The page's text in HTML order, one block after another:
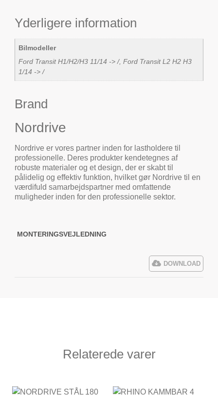
Yderligere information
Bilmodeller
Ford Transit H1/H2/H3 11/14 -> /, Ford Transit L2 H2 H3
1/14 -> /
Brand
Nordrive
Nordrive er vores partner inden for lastholdere til
professionelle. Deres produkter kendetegnes af
robuste materialer og et design, der er skabt til
pålidelig og effektiv funktion, hvilket gør Nordrive til en
værdifuld samarbejdspartner med omfattende
muligheder inden for den professionelle sektor.
MONTERINGSVEJLEDNING
DOWNLOAD
Relaterede varer